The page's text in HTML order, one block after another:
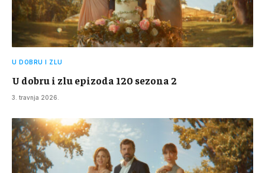
U DOBRU I ZLU
U dobru i zlu epizoda 120 sezona 2
3. travnja 2026.